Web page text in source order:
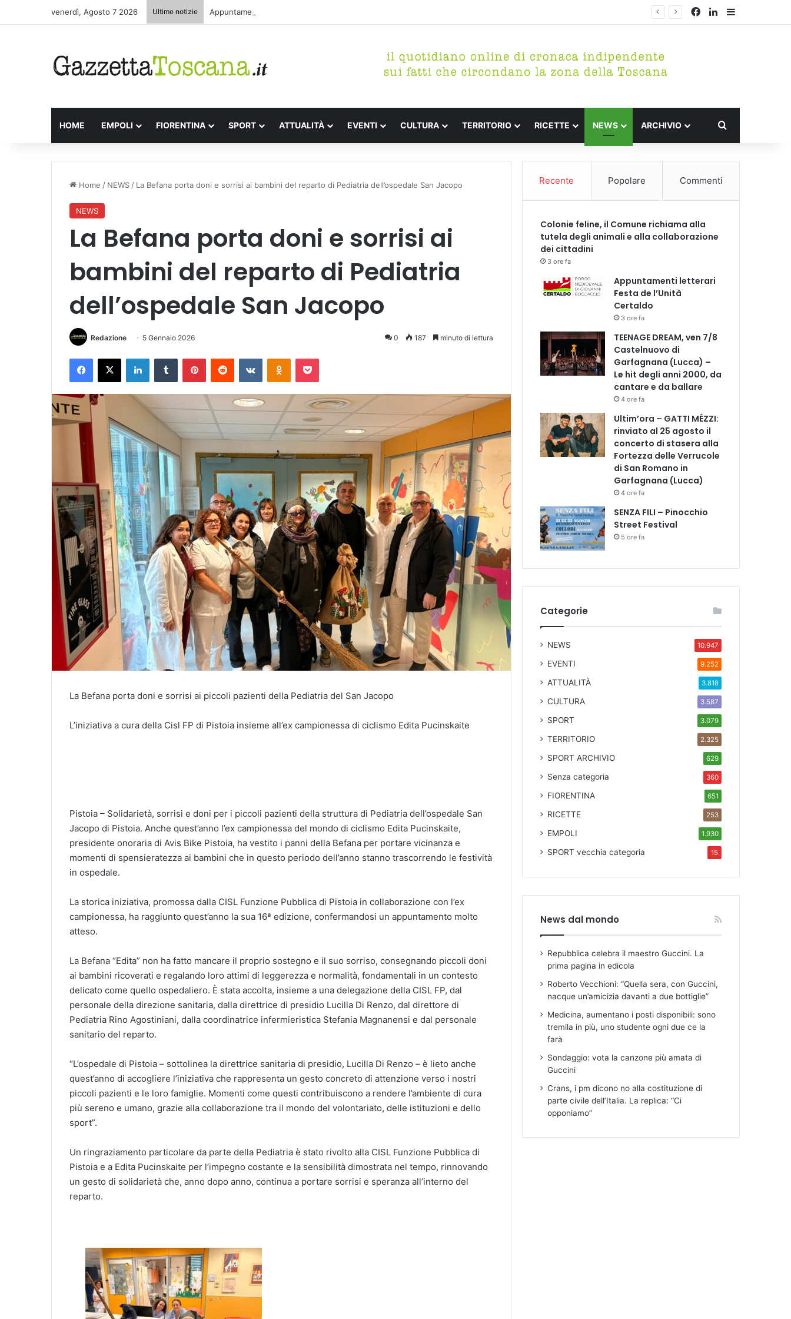
venerdì, Agosto 7 2026 Ultime notizie Appuntamenti letterari Festa de l’Unità Certaldo Facebook
LinkedIn
HOME EMPOLI FIORENTINA SPORT ATTUALITÀ EVENTI CULTURA TERRITORIO RICETTE NEWS ARCHIVIO
Home / NEWS / La Befana porta doni e sorrisi ai bambini del reparto di Pediatria dell’ospedale San Jacopo
NEWS
La Befana porta doni e sorrisi ai
bambini del reparto di Pediatria
dell’ospedale San Jacopo
Redazione 5 Gennaio 2026 0 187 minuto di lettura
La Befana porta doni e sorrisi ai piccoli pazienti della Pediatria del San Jacopo
L’iniziativa a cura della Cisl FP di Pistoia insieme all’ex campionessa di ciclismo Edita Pucinskaite
Pistoia – Solidarietà, sorrisi e doni per i piccoli pazienti della struttura di Pediatria dell’ospedale San
Jacopo di Pistoia. Anche quest’anno l’ex campionessa del mondo di ciclismo Edita Pucinskaite,
presidente onoraria di Avis Bike Pistoia, ha vestito i panni della Befana per portare vicinanza e
momenti di spensieratezza ai bambini che in questo periodo dell’anno stanno trascorrendo le festività
in ospedale.
La storica iniziativa, promossa dalla CISL Funzione Pubblica di Pistoia in collaborazione con l’ex
campionessa, ha raggiunto quest’anno la sua 16ª edizione, confermandosi un appuntamento molto
atteso.
La Befana “Edita” non ha fatto mancare il proprio sostegno e il suo sorriso, consegnando piccoli doni
ai bambini ricoverati e regalando loro attimi di leggerezza e normalità, fondamentali in un contesto
delicato come quello ospedaliero. È stata accolta, insieme a una delegazione della CISL FP, dal
personale della direzione sanitaria, dalla direttrice di presidio Lucilla Di Renzo, dal direttore di
Pediatria Rino Agostiniani, dalla coordinatrice infermieristica Stefania Magnanensi e dal personale
sanitario del reparto.
“L’ospedale di Pistoia – sottolinea la direttrice sanitaria di presidio, Lucilla Di Renzo – è lieto anche
quest’anno di accogliere l’iniziativa che rappresenta un gesto concreto di attenzione verso i nostri
piccoli pazienti e le loro famiglie. Momenti come questi contribuiscono a rendere l’ambiente di cura
più sereno e umano, grazie alla collaborazione tra il mondo del volontariato, delle istituzioni e dello
sport”.
Un ringraziamento particolare da parte della Pediatria è stato rivolto alla CISL Funzione Pubblica di
Pistoia e a Edita Pucinskaite per l’impegno costante e la sensibilità dimostrata nel tempo, rinnovando
un gesto di solidarietà che, anno dopo anno, continua a portare sorrisi e speranza all’interno del
reparto.
Recente Popolare Commenti
Colonie feline, il Comune richiama alla
tutela degli animali e alla collaborazione
dei cittadini
3 ore fa
Appuntamenti letterari
Festa de l’Unità
Certaldo
3 ore fa
TEENAGE DREAM, ven 7/8
Castelnuovo di
Garfagnana (Lucca) –
Le hit degli anni 2000, da
cantare e da ballare
4 ore fa
Ultim’ora – GATTI MÉZZI:
rinviato al 25 agosto il
concerto di stasera alla
Fortezza delle Verrucole
di San Romano in
Garfagnana (Lucca)
4 ore fa
SENZA FILI – Pinocchio
Street Festival
5 ore fa
Categorie
NEWS 10.947
EVENTI 9.252
ATTUALITÀ 3.818
CULTURA 3.587
SPORT 3.079
TERRITORIO 2.325
SPORT ARCHIVIO 629
Senza categoria 360
FIORENTINA 651
RICETTE 253
EMPOLI 1.930
SPORTvecchia categoria 15
News dal mondo
Repubblica celebra il maestro Guccini. La
prima pagina in edicola
Roberto Vecchioni: “Quella sera, con Guccini,
nacque un’amicizia davanti a due bottiglie”
Medicina, aumentano i posti disponibili: sono
tremila in più, uno studente ogni due ce la
farà
Sondaggio: vota la canzone più amata di
Guccini
Crans, i pm dicono no alla costituzione di
parte civile dell’Italia. La replica: “Ci
opponiamo”